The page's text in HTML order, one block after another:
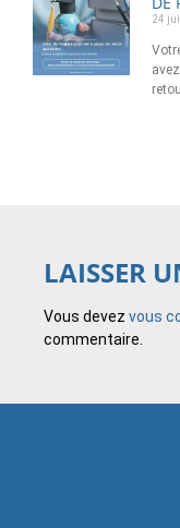
24
LAISSER
Vous devez vous
commentaire.